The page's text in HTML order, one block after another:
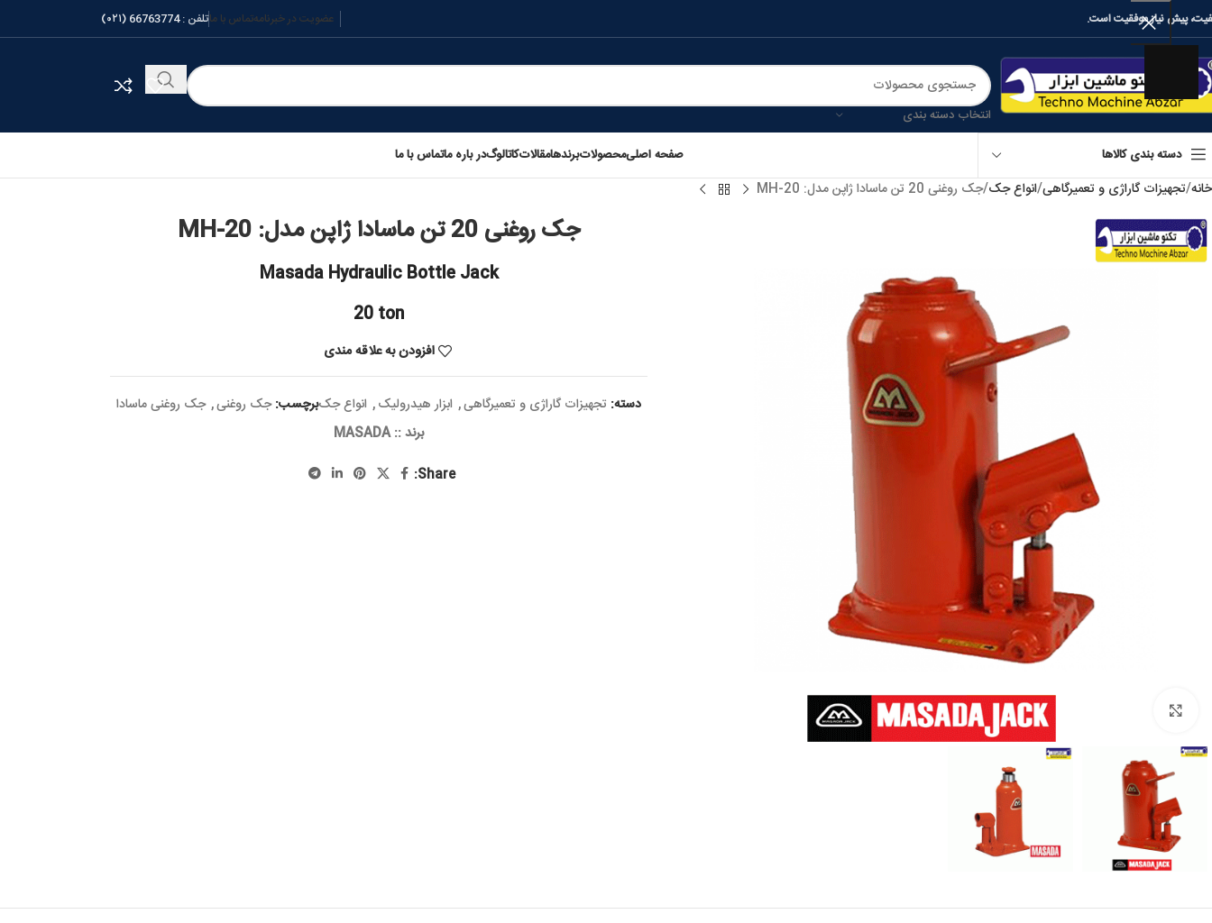
پیش نیاز موفقیت است. عضویت در خبرنامهتماس با ماتلفن :66763774 (۰۲۱)
انتخاب دسته بندی
دسته بندی کالاها صفحه اصلیمحصولاتبرندهامقالاتکاتالوگدر باره ماتماس با ما
خانه تجهیزات گاراژی و تعمیرگاهی انواع جک جک روغنی 20 تن ماسادا ژاپن مدل: MH-20
جک روغنی 20 تن ماسادا ژاپن مدل: MH-20
Masada Hydraulic Bottle Jack
20 ton
افزودن به علاقه مندی
دسته: تجهیزات گاراژی و تعمیرگاهی, ابزار هیدرولیک, انواع جکبرچسب: جک روغنی, جک روغنی ماسادا
برند ::MASADA
Share: